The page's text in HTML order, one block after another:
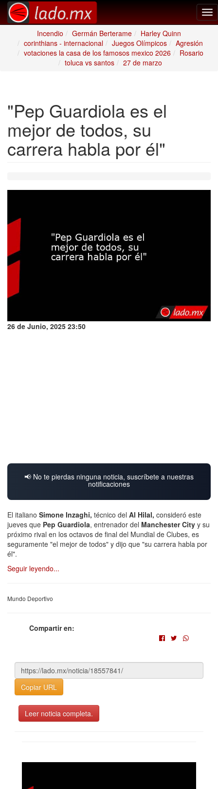
Incendio
Germán Berterame
Harley Quinn
corinthians - internacional
Juegos Olímpicos
Agresión
votaciones la casa de los famosos mexico 2026
Rosario
toluca vs santos
27 de marzo
"Pep Guardiola es el
mejor de todos, su
carrera habla por él"
26 de Junio, 2025 23:50
📢 No te pierdas ninguna noticia, suscríbete a nuestras
notificaciones
El italiano Simone Inzaghi, técnico del Al Hilal, consideró este
jueves que Pep Guardiola, entrenador del Manchester City y su
próximo rival en los octavos de final del Mundial de Clubes, es
seguramente "el mejor de todos" y dijo que "su carrera habla por
él".
Seguir leyendo...
Mundo Deportivo
Compartir en:
Copiar URL
Leer noticia completa.